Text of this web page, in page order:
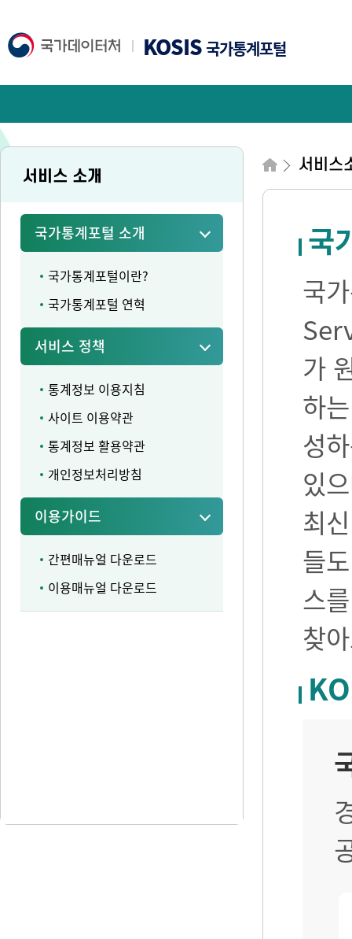
KOSIS국가통계포털
서비스 소개
국가통계포털 소개
국가통계포털이란?
국가통계포털 연혁
서비스 정책
통계정보 이용지침
사이트 이용약관
통계정보 활용약관
개인정보처리방침
이용가이드
간편매뉴얼 다운로드
이용매뉴얼 다운로드
서비스
국
국
가
하
성
있
최
들
스
찾